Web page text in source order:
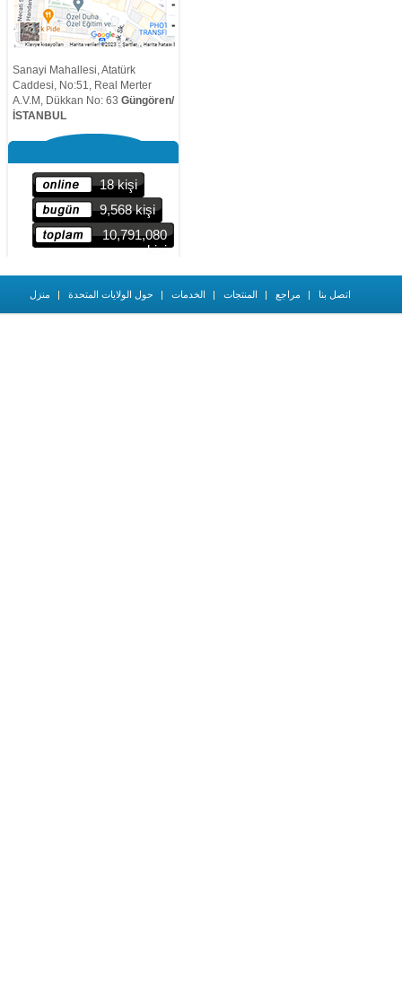
Sanayi Mahallesi, Atatürk
Caddesi, No:51, Real Merter
A.V.M, Dükkan No: 63 Güngören/
İSTANBUL
18 kişi
9,568 kişi
10,791,080
kişi
منزل حول الولايات المتحدة الخدمات المنتجات مراجع اتصل بنا